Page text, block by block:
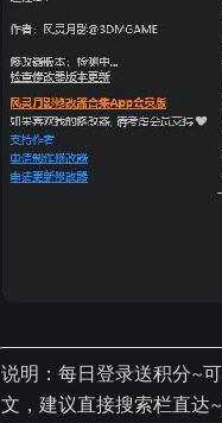
说明：每日登录送积分~
文，建议直接搜索栏直达